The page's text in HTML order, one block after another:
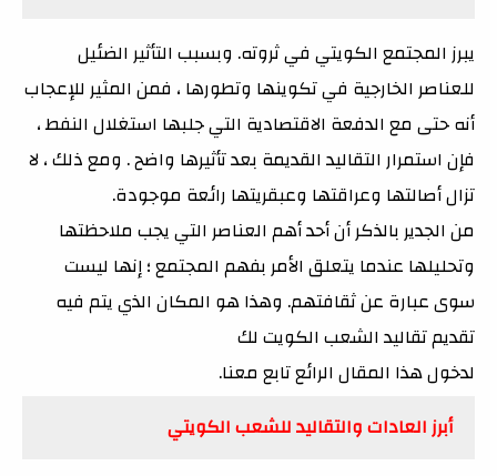
يبرز المجتمع الكويتي في ثروته. وبسبب التأثير الضئيل
للعناصر الخارجية في تكوينها وتطورها ، فمن المثير للإعجاب
أنه حتى مع الدفعة الاقتصادية التي جلبها استغلال النفط ،
فإن استمرار التقاليد القديمة بعد تأثيرها واضح . ومع ذلك ، لا
تزال أصالتها وعراقتها وعبقريتها رائعة موجودة.
من الجدير بالذكر أن أحد أهم العناصر التي يجب ملاحظتها
وتحليلها عندما يتعلق الأمر بفهم المجتمع ؛ إنها ليست
سوى عبارة عن ثقافتهم. وهذا هو المكان الذي يتم فيه
تقديم تقاليد الشعب الكويت لك
لدخول هذا المقال الرائع تابع معنا.
أبرز العادات والتقاليد للشعب الكويتي